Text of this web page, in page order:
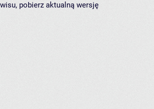
pobierz aktualną wersję